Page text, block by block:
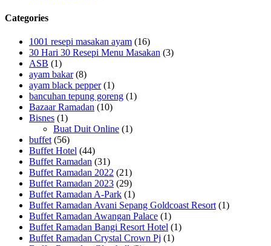
Categories
1001 resepi masakan ayam (16)
30 Hari 30 Resepi Menu Masakan (3)
ASB (1)
ayam bakar(8)
ayam black pepper(1)
bancuhan tepung goreng (1)
Bazaar Ramadan (10)
Bisnes (1)
Buat Duit Online (1)
buffet (56)
Buffet Hotel (44)
Buffet Ramadan (31)
Buffet Ramadan 2022 (21)
Buffet Ramadan 2023 (29)
Buffet Ramadan A-Park (1)
Buffet Ramadan Avani Sepang Goldcoast Resort (1)
Buffet Ramadan Awangan Palace (1)
Buffet Ramadan Bangi Resort Hotel (1)
Buffet Ramadan Crystal Crown Pj (1)